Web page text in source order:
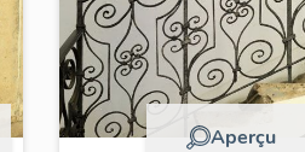
Aperçu